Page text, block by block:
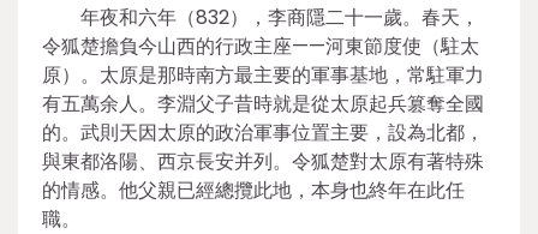
年夜和六年（832），李商隱二十一歲。春天，
令狐楚擔負今山西的行政主座——河東節度使（駐太
原）。太原是那時南方最主要的軍事基地，常駐軍力
有五萬余人。李淵父子昔時就是從太原起兵篡奪全國
的。武則天因太原的政治軍事位置主要，設為北都，
與東都洛陽、西京長安并列。令狐楚對太原有著特殊
的情感。他父親已經總攬此地，本身也終年在此任
職。